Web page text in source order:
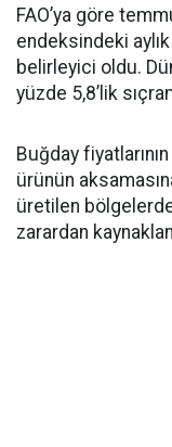
FAO’ya göre
endeksindeki
belirleyici oldu.
yüzde 5,8’lik
Buğday
ürünün
üretilen
zarardan